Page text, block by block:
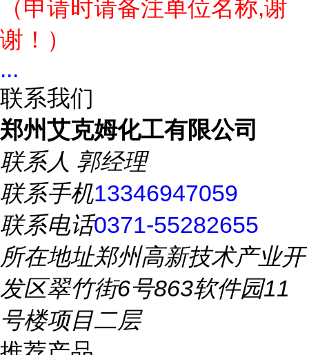
（申请时请备注单位名称,谢
谢！）
...
联系我们
郑州艾克姆化工有限公司
联系人 郭经理
联系手机13346947059
联系电话0371-55282655
所在地址郑州高新技术产业开
发区翠竹街6号863软件园11
号楼项目二层